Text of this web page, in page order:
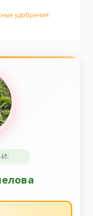
удобрения